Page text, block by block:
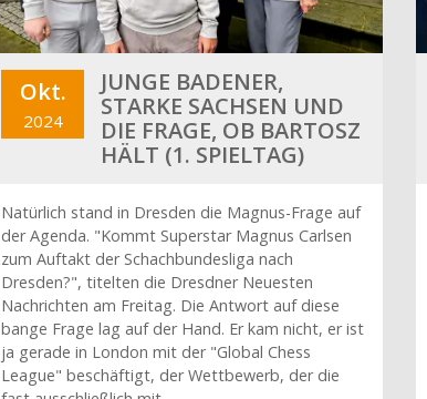
Okt.
2024
JUNGE BADENER,
STARKE SACHSEN UND
DIE FRAGE, OB BARTOSZ
HÄLT (1. SPIELTAG)
Natürlich stand in Dresden die Magnus-Frage auf
der Agenda. "Kommt Superstar Magnus Carlsen
zum Auftakt der Schachbundesliga nach
Dresden?", titelten die Dresdner Neuesten
Nachrichten am Freitag. Die Antwort auf diese
bange Frage lag auf der Hand. Er kam nicht, er ist
ja gerade in London mit der "Global Chess
League" beschäftigt, der Wettbewerb, der die